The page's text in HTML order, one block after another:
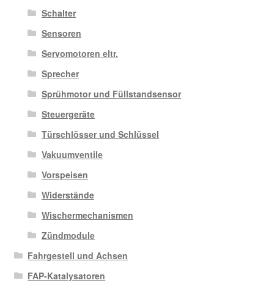
Schalter
Sensoren
Servomotoren eltr.
Sprecher
Sprühmotor und Füllstandsensor
Steuergeräte
Türschlösser und Schlüssel
Vakuumventile
Vorspeisen
Widerstände
Wischermechanismen
Zündmodule
Fahrgestell und Achsen
FAP-Katalysatoren